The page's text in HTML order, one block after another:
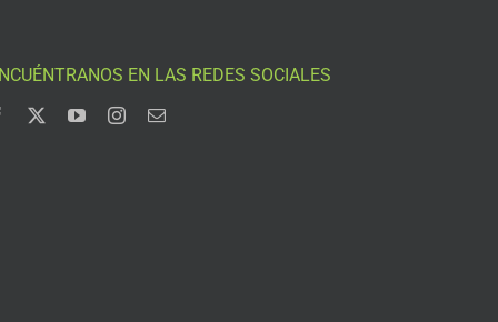
EN LAS REDES SOCIALES